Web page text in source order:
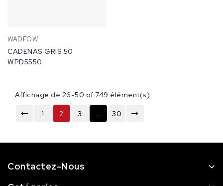
WADFOW
CADENAS GRIS 50
WPD5550
Affichage de 26-50 of 749 élément(s)
1 2 3 … 30
Contactez-Nous